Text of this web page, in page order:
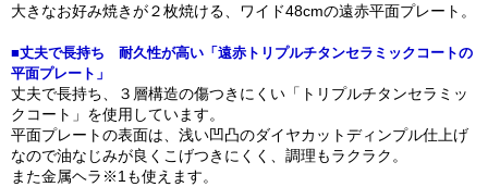
大きなお好み焼きが２枚焼ける、ワイド48cmの遠赤平面プレート。
■丈夫で長持ち 耐久性が高い「遠赤トリプルチタンセラミックコートの
平面プレート」
丈夫で長持ち、３層構造の傷つきにくい「トリプルチタンセラミッ
クコート」を使用しています。
平面プレートの表面は、浅い凹凸のダイヤカットディンプル仕上げ
なので油なじみが良くこげつきにくく、調理もラクラク。
また金属ヘラ※1も使えます。